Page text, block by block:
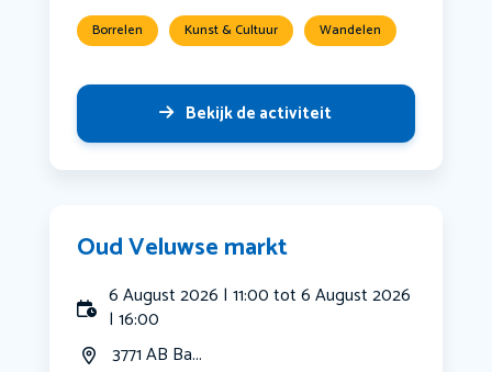
Borrelen Kunst & Cultuur Wandelen
Bekijk de activiteit
Oud Veluwse markt
6 August 2026 | 11:00 tot 6 August 2026
| 16:00
3771 AB Ba...